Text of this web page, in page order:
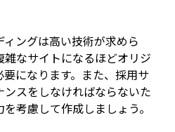
ングは高い技術が求めら
なサイトになるほどオリジ
になります。また、採用サ
スをしなければならないた
考慮して作成しましょう。